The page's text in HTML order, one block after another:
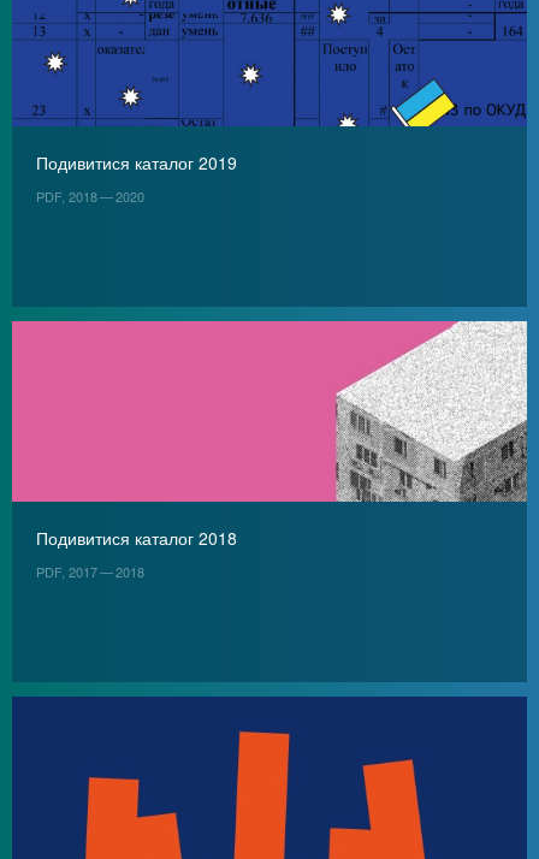
Подивитися каталог 2019
PDF, 2018 — 2020
Подивитися каталог 2018
PDF, 2017 — 2018